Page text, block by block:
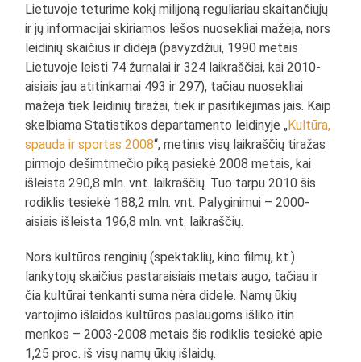
Lietuvoje teturime kokį milijoną reguliariau skaitančiųjų
ir jų informacijai skiriamos lėšos nuosekliai mažėja, nors
leidinių skaičius ir didėja (pavyzdžiui, 1990 metais
Lietuvoje leisti 74 žurnalai ir 324 laikraščiai, kai 2010-
aisiais jau atitinkamai 493 ir 297), tačiau nuosekliai
mažėja tiek leidinių tiražai, tiek ir pasitikėjimas jais. Kaip
skelbiama Statistikos departamento leidinyje „Kultūra,
spauda ir sportas 2008“, metinis visų laikraščių tiražas
pirmojo dešimtmečio piką pasiekė 2008 metais, kai
išleista 290,8 mln. vnt. laikraščių. Tuo tarpu 2010 šis
rodiklis tesiekė 188,2 mln. vnt. Palyginimui – 2000-
aisiais išleista 196,8 mln. vnt. laikraščių.
Nors kultūros renginių (spektaklių, kino filmų, kt.)
lankytojų skaičius pastaraisiais metais augo, tačiau ir
čia kultūrai tenkanti suma nėra didelė. Namų ūkių
vartojimo išlaidos kultūros paslaugoms išliko itin
menkos – 2003-2008 metais šis rodiklis tesiekė apie
1,25 proc. iš visų namų ūkių išlaidų.